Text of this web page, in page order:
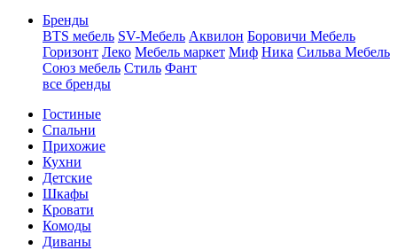
Бренды
BTS мебель SV-Мебель Аквилон Боровичи Мебель
Горизонт Леко Мебель маркет Миф Ника Сильва Мебель
Союз мебель Стиль Фант
все бренды
Гостиные
Спальни
Прихожие
Кухни
Детские
Шкафы
Кровати
Комоды
Диваны